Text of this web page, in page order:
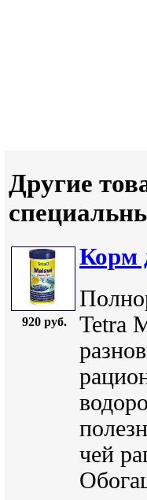
Другие
920 руб.
Корм
Tetra
чей